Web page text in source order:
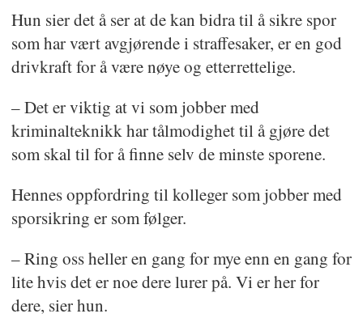
Hun sier det å ser at de kan bidra til å sikre spor
som har vært avgjørende i straffesaker, er en god
drivkraft for å være nøye og etterrettelige.
– Det er viktig at vi som jobber med
kriminalteknikk har tålmodighet til å gjøre det
som skal til for å finne selv de minste sporene.
Hennes oppfordring til kolleger som jobber med
sporsikring er som følger.
– Ring oss heller en gang for mye enn en gang for
lite hvis det er noe dere lurer på. Vi er her for
dere, sier hun.